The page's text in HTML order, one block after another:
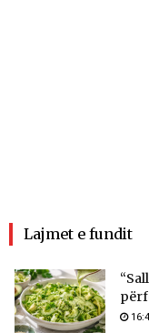
Lajmet e fundit